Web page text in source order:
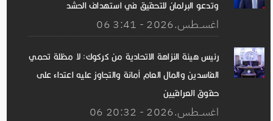
وتدعو البرلمان للتحقيق في استهداف الحشد
06 اغســطس.2026 - 3:41
رئيس هيئة النزاهة الاتحادية من كركوك: لا مظلة تحمي
الفاسدين والمال العام أمانة والتجاوز عليه اعتداء على
حقوق العراقيين
06 اغســطس.2026 - 20:32